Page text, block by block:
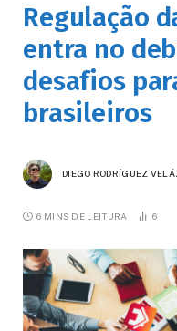
Regulação
entra no
desafios
brasileiros
DIEGO RODRÍGUEZ
6 MINS DE LEITURA 6